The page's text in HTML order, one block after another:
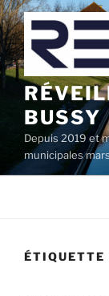
Aller
au
contenu
principal
BUSSY
Depuis 2019 et
municipales
ÉTIQUETTE